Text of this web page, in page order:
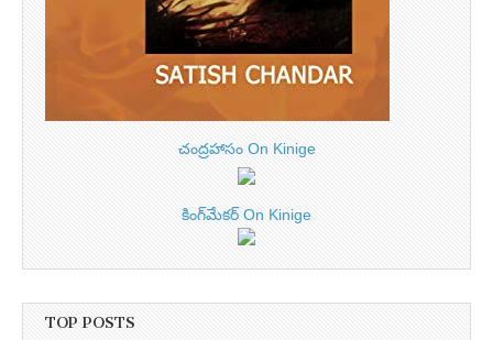
చంద్రహాసం On Kinige
కింగ్‌మేకర్ On Kinige
TOP POSTS